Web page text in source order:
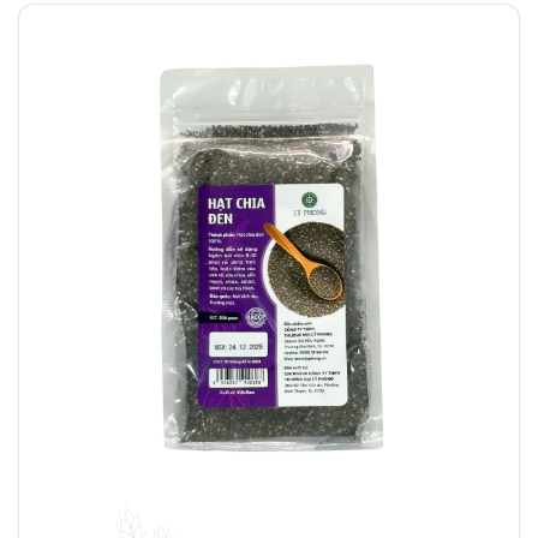
thành thì đậu lăng còn được sử dụng trong giai đoạn ăn
dặm của trẻ nhỏ vì những lí do sau:
Giàu dinh dưỡng thiết yếu: Đậu lăng cung cấp nhiều
loại vitamin và khoáng chất quan trọng như sắt, kẽm,
magiê và các vitamin nhóm B, rất cần thiết cho sự
phát triển của trẻ nhỏ. Và với nguồn protein thực vật
trẻ dùng thường xuyên sẽ giúp hình thành cơ bắp và
các mô khác.
Dễ tiêu hóa: Đậu lăng dễ nấu và khi nấu chín có thể
nghiền thành dạng bột mịn, phù hợp với hệ tiêu hóa
non nớt của trẻ. Đặc biệt, đậu lăng đỏ nấu nhanh và